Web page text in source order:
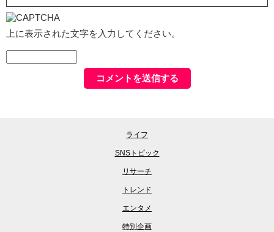
上に表示された文字を入力してください。
ライフ
SNSトピック
リサーチ
トレンド
エンタメ
特別企画